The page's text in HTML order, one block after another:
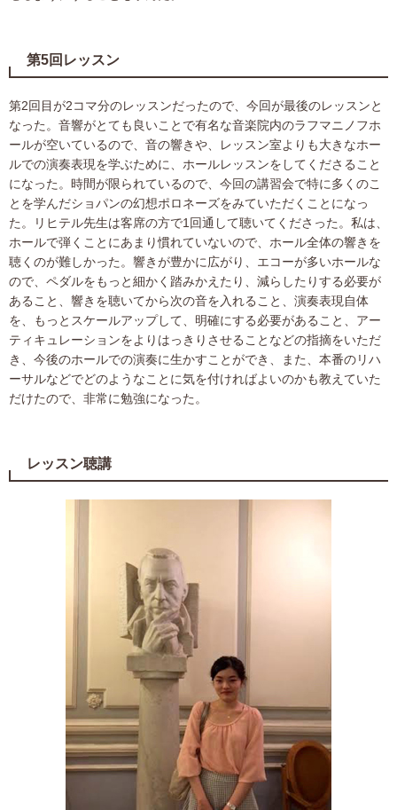
第5回レッスン
第2回目が2コマ分のレッスンだったので、今回が最後のレッスンと
なった。音響がとても良いことで有名な音楽院内のラフマニノフホ
ールが空いているので、音の響きや、レッスン室よりも大きなホー
ルでの演奏表現を学ぶために、ホールレッスンをしてくださること
になった。時間が限られているので、今回の講習会で特に多くのこ
とを学んだショパンの幻想ポロネーズをみていただくことになっ
た。リヒテル先生は客席の方で1回通して聴いてくださった。私は、
ホールで弾くことにあまり慣れていないので、ホール全体の響きを
聴くのが難しかった。響きが豊かに広がり、エコーが多いホールな
ので、ペダルをもっと細かく踏みかえたり、減らしたりする必要が
あること、響きを聴いてから次の音を入れること、演奏表現自体
を、もっとスケールアップして、明確にする必要があること、アー
ティキュレーションをよりはっきりさせることなどの指摘をいただ
き、今後のホールでの演奏に生かすことができ、また、本番のリハ
ーサルなどでどのようなことに気を付ければよいのかも教えていた
だけたので、非常に勉強になった。
レッスン聴講